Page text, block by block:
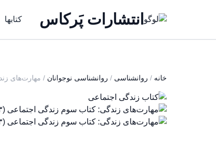
انتشارات پَرکاس کتاب‎ها
خانه / روانشناسی / روانشناسی نوجوانان / مهارت‌های